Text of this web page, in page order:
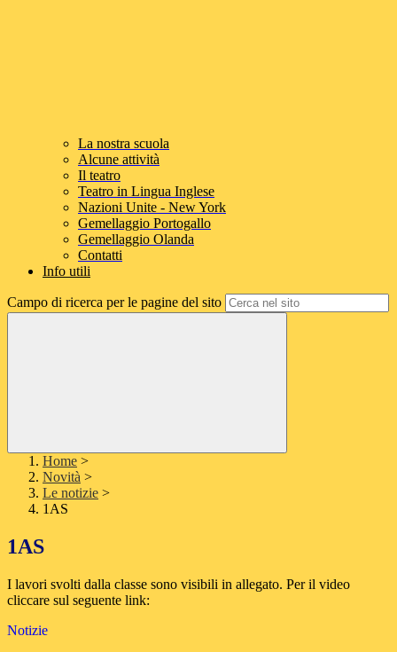
La nostra scuola
Alcune attività
Il teatro
Teatro in Lingua Inglese
Nazioni Unite - New York
Gemellaggio Portogallo
Gemellaggio Olanda
Contatti
Info utili
Campo di ricerca per le pagine del sito
Home >
Novità >
Le notizie >
1AS
1AS
I lavori svolti dalla classe sono visibili in allegato. Per il video
cliccare sul seguente link:
Notizie